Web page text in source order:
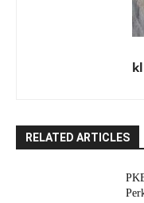
RELATED ARTICLES